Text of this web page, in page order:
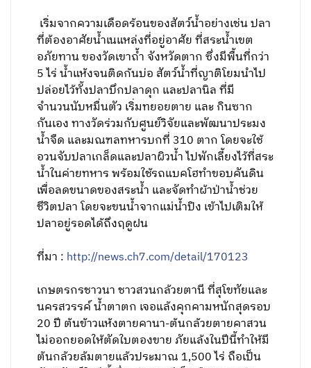
เริ่มจากความเดือดร้อนของสัตว์น้ำอย่างเช่น ปลา
ที่ต้องอาศัยน้ำเนแหล่งที่อยู่อาศัย ที่สระน้ำเขต
อภัยทาน ของวัดเขาถ้ำ จังหวัดตาก ซึ่งมีพื้นที่กว่า
5 ไร่ น้ำแห้งจนติดก้นบ่อ สัตว์น้ำที่ญาติโยมนำไป
ปล่อยไว้ทั้งปลาบึกปลาดุก และปลานิล ที่มี
จำนวนนับหมื่นตัว เริ่มทยอยตาย และ กินซาก
กันเอง ทางวัดร่วมกับศูนย์วิจัยและพัฒนาประมง
น้ำจืด และมณฑลทหารบกที่ 310 ตาก โดยจะใช้
อวนจับปลาเกล็ดและปลาผิวน้ำ ไปพักเลี้ยงไว้ที่สระ
น้ำในค่ายทหาร พร้อมใช้รถแบคโฮทำขอบคันดิน
เพื่อลดขนาดของสระน้ำ และจัดทำผ้าป่าน้ำช่วย
ชีวิตปลา โดยจะขนน้ำจากแม่น้ำปิง เข้าไปเติมให้
ปลาอยู่รอดได้ถึงฤดูฝน
ที่มา : http://news.ch7.com/detail/170123
เกษตรกรชาวนา ชาวสวนกล้วยตานี ที่สุโขทัยและ
นครสวรรค์ น้ำตาตก เจอแล้งคุกคามหนักสุดรอบ
20 ปี ต้นข้าวแห้งตายคานา-ต้นกล้วยตายคาสวน
ไม่ออกยอดให้ตัดใบตองขาย ภัยแล้งในปีนี้ทำให้มี
ต้นกล้วยล้มตายแล้วประมาณ 1,500 ไร่ ถือเป็น